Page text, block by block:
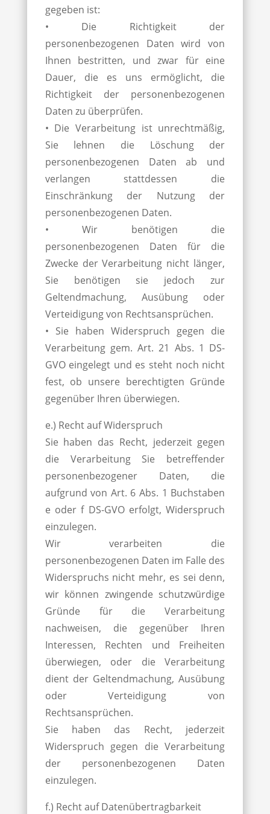
gegeben ist:
• Die Richtigkeit der
personenbezogenen Daten wird von
Ihnen bestritten, und zwar für eine
Dauer, die es uns ermöglicht, die
Richtigkeit der personenbezogenen
Daten zu überprüfen.
• Die Verarbeitung ist unrechtmäßig,
Sie lehnen die Löschung der
personenbezogenen Daten ab und
verlangen stattdessen die
Einschränkung der Nutzung der
personenbezogenen Daten.
• Wir benötigen die
personenbezogenen Daten für die
Zwecke der Verarbeitung nicht länger,
Sie benötigen sie jedoch zur
Geltendmachung, Ausübung oder
Verteidigung von Rechtsansprüchen.
• Sie haben Widerspruch gegen die
Verarbeitung gem. Art. 21 Abs. 1 DS-
GVO eingelegt und es steht noch nicht
fest, ob unsere berechtigten Gründe
gegenüber Ihren überwiegen.
e.) Recht auf Widerspruch
Sie haben das Recht, jederzeit gegen
die Verarbeitung Sie betreffender
personenbezogener Daten, die
aufgrund von Art. 6 Abs. 1 Buchstaben
e oder f DS-GVO erfolgt, Widerspruch
einzulegen.
Wir verarbeiten die
personenbezogenen Daten im Falle des
Widerspruchs nicht mehr, es sei denn,
wir können zwingende schutzwürdige
Gründe für die Verarbeitung
nachweisen, die gegenüber Ihren
Interessen, Rechten und Freiheiten
überwiegen, oder die Verarbeitung
dient der Geltendmachung, Ausübung
oder Verteidigung von
Rechtsansprüchen.
Sie haben das Recht, jederzeit
Widerspruch gegen die Verarbeitung
der personenbezogenen Daten
einzulegen.
f.) Recht auf Datenübertragbarkeit